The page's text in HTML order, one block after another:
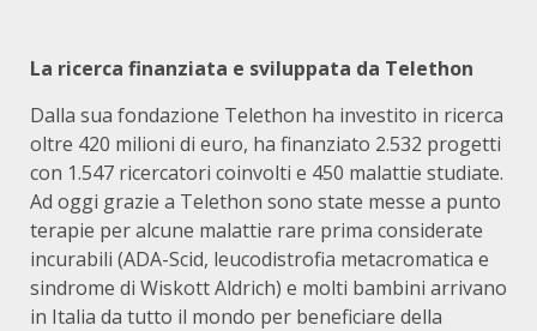
La ricerca finanziata e sviluppata da Telethon
Dalla sua fondazione Telethon ha investito in ricerca
oltre 420 milioni di euro, ha finanziato 2.532 progetti
con 1.547 ricercatori coinvolti e 450 malattie studiate.
Ad oggi grazie a Telethon sono state messe a punto
terapie per alcune malattie rare prima considerate
incurabili (ADA-Scid, leucodistrofia metacromatica e
sindrome di Wiskott Aldrich) e molti bambini arrivano
in Italia da tutto il mondo per beneficiare della